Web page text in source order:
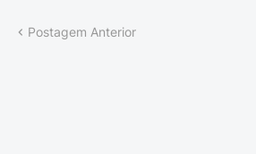
Postagem Anterior